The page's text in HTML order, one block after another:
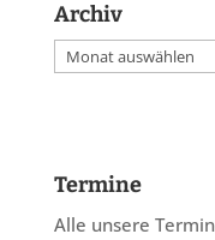
Archiv
Archiv
Termine
Alle unsere